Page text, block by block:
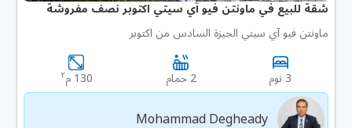
شقة للبيع في ماونتن فيو آي سيتي اكتوبر نصف مفروشة
ماونتن فيو آي سيتي الجيزة السادس من اكتوبر
3 نوم 2 حمام 130 م ٢
Mohammad Degheady